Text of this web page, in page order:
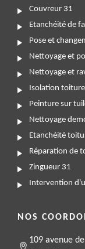
Couvreur 31
Etanchéité de
Pose et
Nettoyage et
Nettoyage et
Isolation
Peinture sur
Nettoyage
Etanchéité
Réparation de
Zingueur 31
Intervention
NOS
109 avenue